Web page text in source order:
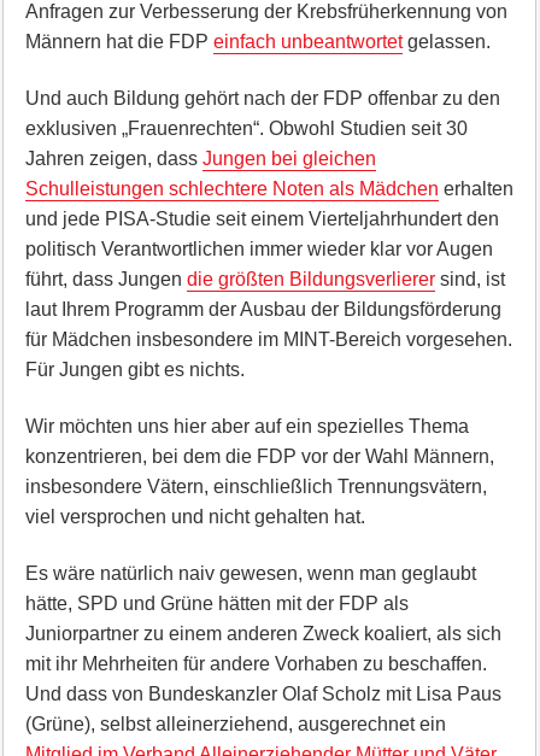
Anfragen zur Verbesserung der Krebsfrüherkennung von
Männern hat die FDP einfach unbeantwortetgelassen.
Und auch Bildung gehört nach der FDP offenbar zu den
exklusiven „Frauenrechten“. Obwohl Studien seit 30
Jahren zeigen, dass Jungen bei gleichen
Schulleistungen schlechtere Noten als Mädchen erhalten
und jede PISA-Studie seit einem Vierteljahrhundert den
politisch Verantwortlichen immer wieder klar vor Augen
führt, dass Jungen die größten Bildungsverlierersind, ist
laut Ihrem Programm der Ausbau der Bildungsförderung
für Mädchen insbesondere im MINT-Bereich vorgesehen.
Für Jungen gibt es nichts.
Wir möchten uns hier aber auf ein spezielles Thema
konzentrieren, bei dem die FDP vor der Wahl Männern,
insbesondere Vätern, einschließlich Trennungsvätern,
viel versprochen und nicht gehalten hat.
Es wäre natürlich naiv gewesen, wenn man geglaubt
hätte, SPD und Grüne hätten mit der FDP als
Juniorpartner zu einem anderen Zweck koaliert, als sich
mit ihr Mehrheiten für andere Vorhaben zu beschaffen.
Und dass von Bundeskanzler Olaf Scholz mit Lisa Paus
(Grüne), selbst alleinerziehend, ausgerechnet ein